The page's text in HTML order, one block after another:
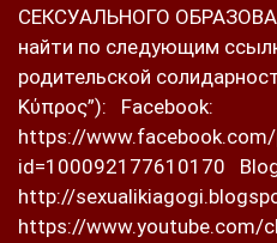
СЕКСУАЛЬНОГО
найти по следующим
родительской
Κύπρος”): Facebook:
https://www.facebook.com/
id=100092177610170
http://
https://www.youtube.com/